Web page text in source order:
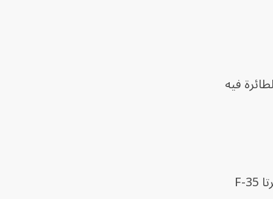
فيه
وعندما تكون جاهزة للطيران، تُعد طائرة F-35 المقاتلة "الأكثر تطوراً في الأجواء اليوم". وتُعتبر طائرتا F-35